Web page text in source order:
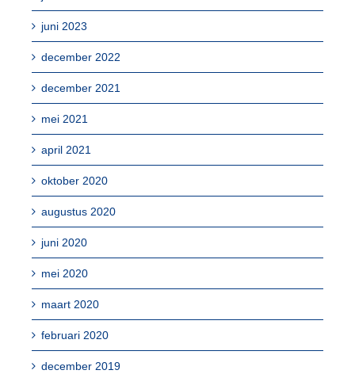
juni 2023
december 2022
december 2021
mei 2021
april 2021
oktober 2020
augustus 2020
juni 2020
mei 2020
maart 2020
februari 2020
december 2019